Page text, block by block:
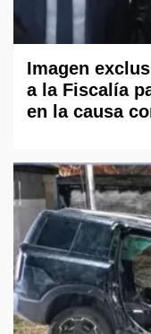
Imagen
a la Fiscalía
en la causa